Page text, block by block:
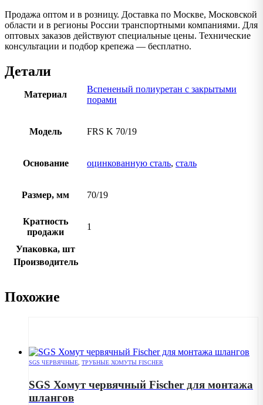
Продажа оптом и в розницу. Доставка по Москве, Московской
области и в регионы России транспортными компаниями. Для
оптовых заказов действуют специальные цены. Технические
консультации и подбор крепежа — бесплатно.
Детали
Материал
Вспененый полиуретан с закрытыми
порами
Модель FRS K 70/19
Основание оцинкованную сталь, сталь
Размер, мм 70/19
Кратность
продажи
1
Упаковка, шт
Производитель
Похожие
SGS ЧЕРВЯЧНЫЕ, ТРУБНЫЕ ХОМУТЫ FISCHER
SGS Хомут червячный Fischer для монтажа
шлангов